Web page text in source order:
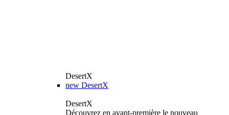
DesertX
new DesertX
DesertX
Découvrez en avant-première le nouveau